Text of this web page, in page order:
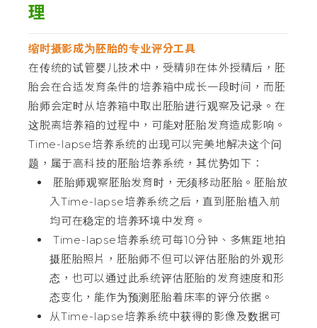
理
缩时摄影成为胚胎的专业评分工具
在传统的试管婴儿技术中，受精卵在体外授精后，胚
胎会在合适发育条件的培养箱中成长一段时间，而胚
胎师会定时从培养箱中取出胚胎进行观察及记录。在
这脱离培养箱的过程中，可能对胚胎发育造成影响。
Time-lapse培养系统的出现可以完美地解决这个问
题，属于高科技的胚胎培养系统，其优势如下：
胚胎师观察胚胎发育时，无须移动胚胎。胚胎放
入Time-lapse培养系统之后，直到胚胎植入前
均可在稳定的培养环境中发育。
Time-lapse培养系统可每10分钟、多焦距地拍
摄胚胎照片，胚胎师不但可以评估胚胎的外观形
态，也可以通过此系统评估胚胎的发育速度和形
态变化，能作为预测胚胎着床率的评分依据。
从Time-lapse培养系统中获得的影像及数据可